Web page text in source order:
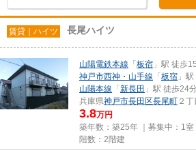
賃貸｜ハイツ 長尾ハイツ
山陽電鉄本線 「 板宿 」駅 徒歩
神戸市西神・山手線 「 板宿 」
山陽本線 「 新長田 」駅 徒歩24
兵庫県神戸市長田区長尾町 ２丁
3.8万円
築年数：築25年 ｜募集中： 1室
階数：2階建